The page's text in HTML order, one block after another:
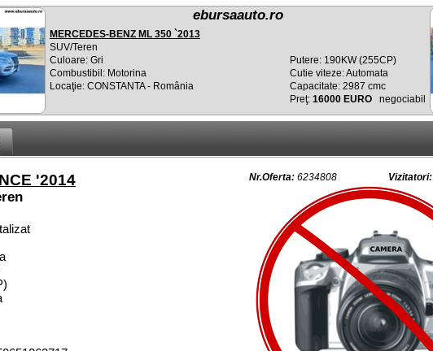
ebursaauto.ro
MERCEDES-BENZ ML 350 `2013
SUV/Teren
Culoare: Gri
Combustibil: Motorina
Locaţie: CONSTANTA - România
Putere: 190KW (255CP)
Cutie viteze: Automata
Capacitate: 2987 cmc
Preţ: 16000 EURO negociabil
'2014 Nr.Oferta: 6234808 Vizitatori: